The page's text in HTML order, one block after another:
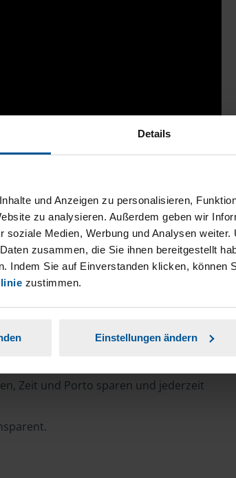
Details
und Anzeigen zu personalisieren,
zu analysieren. Außerdem geben wir
soziale Medien, Werbung und Analysen
zusammen, die Sie ihnen bereitgestellt
Indem Sie auf Einverstanden klicken, können
zustimmen.
Einstellungen ändern
Zeit und Porto sparen und jederzeit